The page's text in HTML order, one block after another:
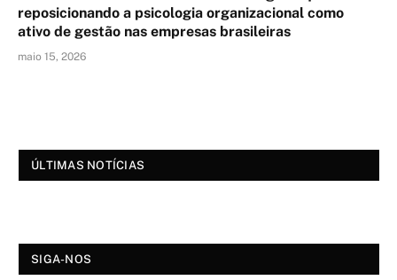
reposicionando a psicologia organizacional como
ativo de gestão nas empresas brasileiras
maio 15, 2026
ÚLTIMAS NOTÍCIAS
SIGA-NOS